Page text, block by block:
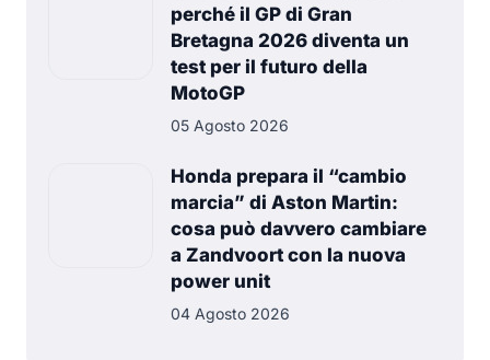
perché il GP di Gran
Bretagna 2026 diventa un
test per il futuro della
MotoGP
05 Agosto 2026
Honda prepara il “cambio
marcia” di Aston Martin:
cosa può davvero cambiare
a Zandvoort con la nuova
power unit
04 Agosto 2026